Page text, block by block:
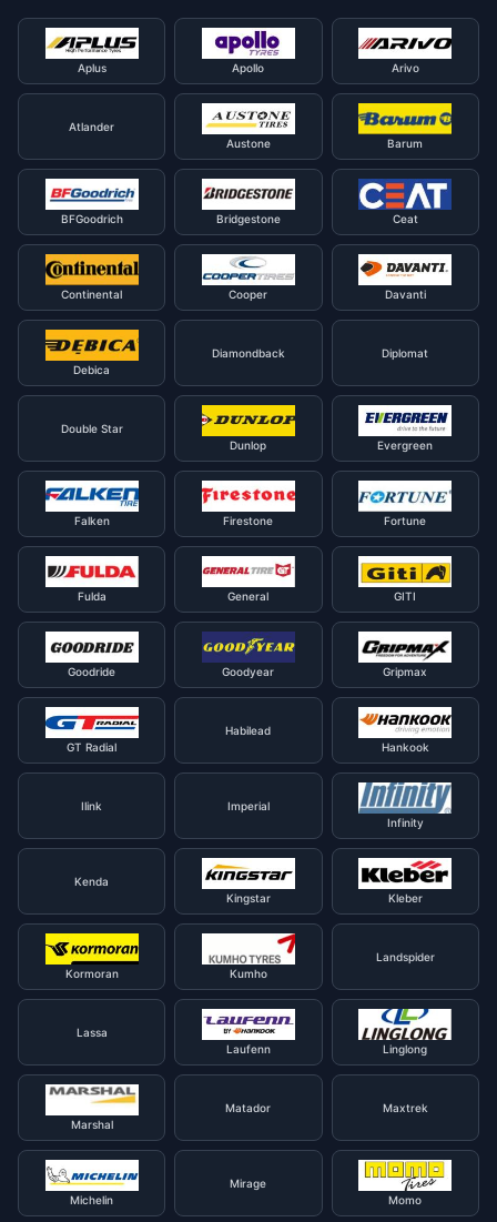
Aplus Apollo Arivo
Atlander
Austone
Barum
BFGoodrich Bridgestone Ceat
Continental Cooper Davanti
Debica
Diamondback Diplomat
Double Star
Dunlop
Evergreen
Falken Firestone Fortune
Fulda General GITI
Goodride Goodyear Gripmax
GT Radial
Habilead
Hankook
Ilink
Imperial
Infinity
Kenda
Kingstar
Kleber
Kormoran Kumho
Landspider
Lassa
Laufenn
Linglong
Marshal
Matador Maxtrek
Michelin
Mirage
Momo